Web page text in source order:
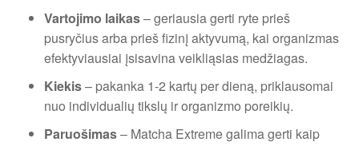
Vartojimo laikas– geriausia gerti ryte prieš
pusryčius arba prieš fizinį aktyvumą, kai organizmas
efektyviausiai įsisavina veikliąsias medžiagas.
Kiekis– pakanka 1-2 kartų per dieną, priklausomai
nuo individualių tikslų ir organizmo poreikių.
Paruošimas– Matcha Extreme galima gerti kaip